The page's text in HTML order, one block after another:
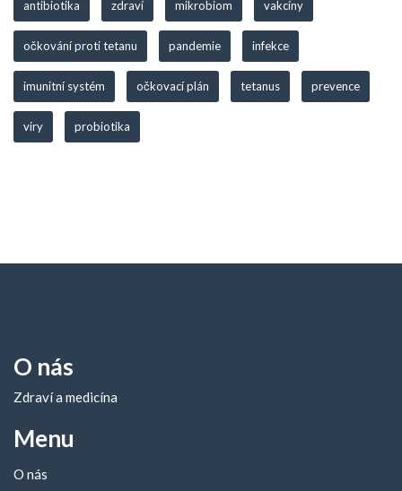
antibiotika zdraví mikrobiom vakcíny
očkování proti tetanu pandemie infekce
imunitní systém očkovací plán tetanus prevence
viry probiotika
O nás
Zdraví a medicína
Menu
O nás